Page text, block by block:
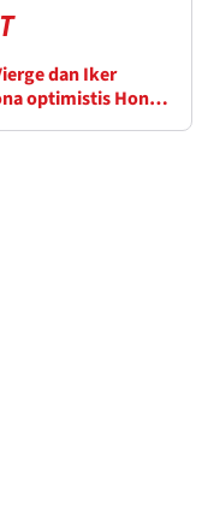
dan Iker
optimistis Honda